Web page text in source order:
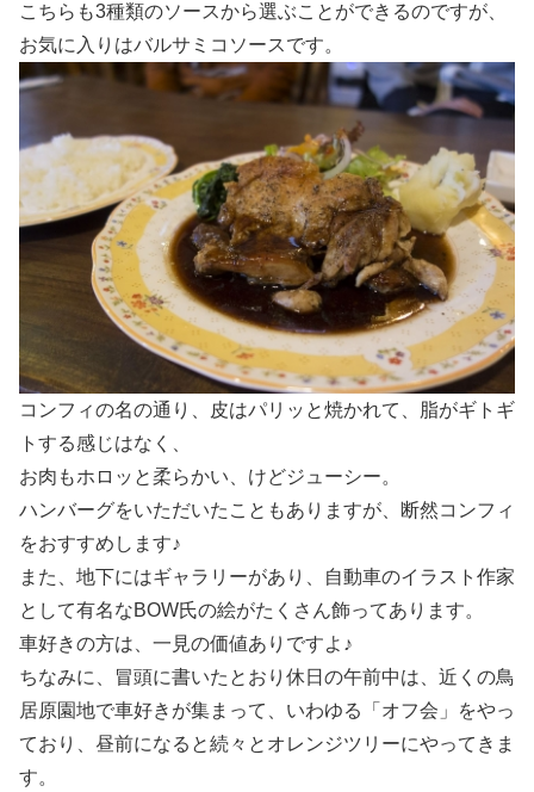
こちらも3種類のソースから選ぶことができるのですが、
お気に入りはバルサミコソースです。
コンフィの名の通り、皮はパリッと焼かれて、脂がギトギ
トする感じはなく、
お肉もホロッと柔らかい、けどジューシー。
ハンバーグをいただいたこともありますが、断然コンフィ
をおすすめします♪
また、地下にはギャラリーがあり、自動車のイラスト作家
として有名なBOW氏の絵がたくさん飾ってあります。
車好きの方は、一見の価値ありですよ♪
ちなみに、冒頭に書いたとおり休日の午前中は、近くの鳥
居原園地で車好きが集まって、いわゆる「オフ会」をやっ
ており、昼前になると続々とオレンジツリーにやってきま
す。